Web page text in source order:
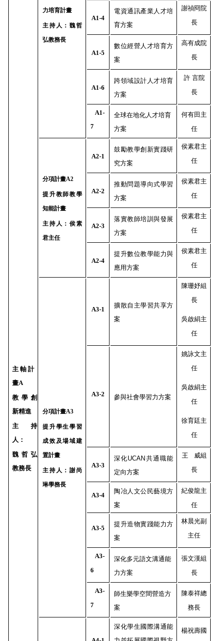
主軸計
畫A
教學創
新精進
主持
人：
魏哲弘
教務長
力培育計畫
主持人：魏哲
弘教務長
A1-4
電資通訊產業人才培
育方案
謝禎冏院
長
A1-5
數位經營人才培育方
案
高有成院
長
A1-6
跨領域設計人才培育
方案
許 言院
長
A1-
7
全球在地化人才培育
方案
何有田主
任
分項計畫A2
提升教師教學
知能計畫
主持人：侯素
君主任
A2-1
鼓勵教學創新實踐研
究方案
侯素君主
任
A2-2
推動問題導向式學習
方案
侯素君主
任
A2-3
落實教師培訓與發展
方案
侯素君主
任
A2-4
提升數位教學能力與
應用方案
侯素君主
任
分項計畫A3
提升學生學習
成效及場域建
置計畫
主持人：謝尚
琳學務長
A3-1
擴散自主學習共享方
案
陳珊妤組
長
吳啟絹主
任
A3-2 參與社會學習力方案
姚詠文主
任
吳啟絹主
任
徐育廷主
任
A3-3
深化UCAN共通職能
定向方案
王 威組
長
A3-4
陶冶人文公民藝境方
案
紀俊龍主
任
A3-5
提升造物實踐能力方
案
林晨光副
主任
A3-
6
深化多元語文溝通能
力方案
張文漢組
長
A3-
7
師生樂學空間營造方
案
陳泰祥總
務長
深化學生國際溝通能
楊祝壽國